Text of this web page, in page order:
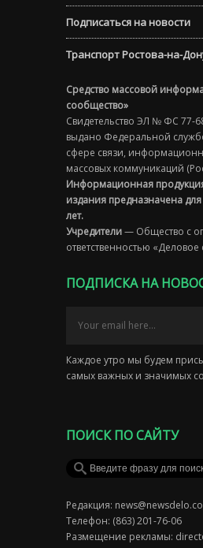
Подписаться на новости
Транспорт Ростова-на-
Средство массовой
сообщество»
Свидетельство ЭЛ № ФС 77-
выдано Федеральной
сфере связи,
массовых коммуникаций
Информационная
издания предназначена
лет.
Учредители— Общество с
ответственностью
ПОДПИСКА НА
Каждое утро мы будем
самых важных и значимых
ПОИСК ПО САЙТУ
Редакция:
Телефон: (863) 201-76-06
Размещение рекламы: